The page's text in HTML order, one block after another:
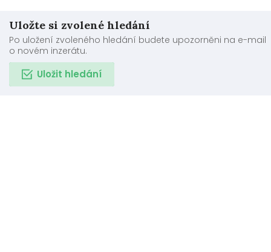
Uložte si zvolené hledání
Po uložení zvoleného hledání budete upozorněni na e-mail
o novém inzerátu.
Uložit hledání